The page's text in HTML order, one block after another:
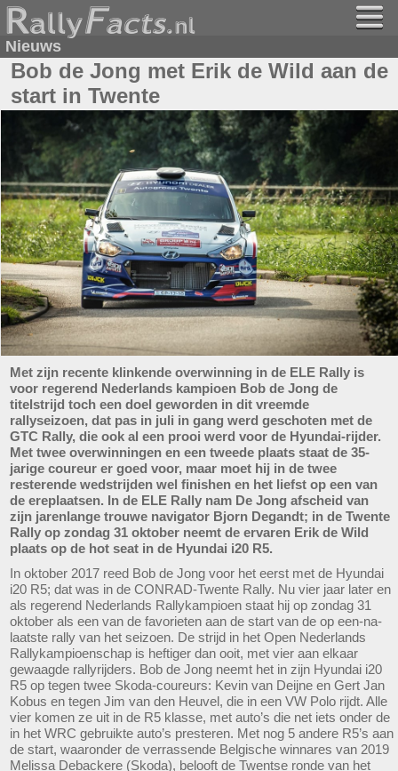
Nieuws
Bob de Jong met Erik de Wild aan de
start in Twente
Met zijn recente klinkende overwinning in de ELE Rally is
voor regerend Nederlands kampioen Bob de Jong de
titelstrijd toch een doel geworden in dit vreemde
rallyseizoen, dat pas in juli in gang werd geschoten met de
GTC Rally, die ook al een prooi werd voor de Hyundai-rijder.
Met twee overwinningen en een tweede plaats staat de 35-
jarige coureur er goed voor, maar moet hij in de twee
resterende wedstrijden wel finishen en het liefst op een van
de ereplaatsen. In de ELE Rally nam De Jong afscheid van
zijn jarenlange trouwe navigator Bjorn Degandt; in de Twente
Rally op zondag 31 oktober neemt de ervaren Erik de Wild
plaats op de hot seat in de Hyundai i20 R5.
In oktober 2017 reed Bob de Jong voor het eerst met de Hyundai
i20 R5; dat was in de CONRAD-Twente Rally. Nu vier jaar later en
als regerend Nederlands Rallykampioen staat hij op zondag 31
oktober als een van de favorieten aan de start van de op een-na-
laatste rally van het seizoen. De strijd in het Open Nederlands
Rallykampioenschap is heftiger dan ooit, met vier aan elkaar
gewaagde rallyrijders. Bob de Jong neemt het in zijn Hyundai i20
R5 op tegen twee Skoda-coureurs: Kevin van Deijne en Gert Jan
Kobus en tegen Jim van den Heuvel, die in een VW Polo rijdt. Alle
vier komen ze uit in de R5 klasse, met auto’s die net iets onder de
in het WRC gebruikte auto’s presteren. Met nog 5 andere R5’s aan
de start, waaronder de verrassende Belgische winnares van 2019
Melissa Debackere (Skoda), belooft de Twentse ronde van het